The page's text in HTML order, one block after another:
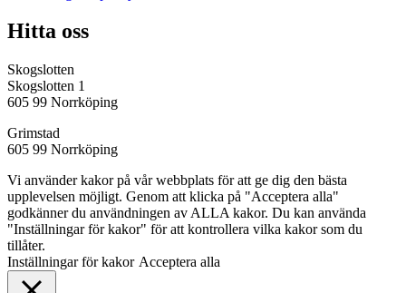
Hitta oss
Skogslotten
Skogslotten 1
605 99 Norrköping
Grimstad
605 99 Norrköping
Vi använder kakor på vår webbplats för att ge dig den bästa
upplevelsen möjligt. Genom att klicka på "Acceptera alla"
godkänner du användningen av ALLA kakor. Du kan använda
"Inställningar för kakor" för att kontrollera vilka kakor som du
tillåter.
Inställningar för kakor Acceptera alla